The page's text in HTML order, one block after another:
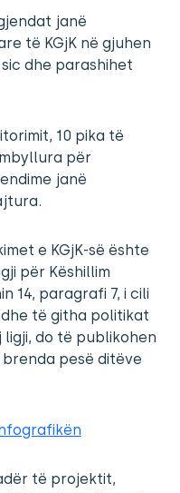
janë
të KGjK në gjuhen
dhe parashihet
10 pika të
për
janë
e KGjK-së ështe
për Këshillim
14, paragrafi 7, i cili
dhe të githa politikat
ligji, do të publikohen
pesë ditëve
të projektit,